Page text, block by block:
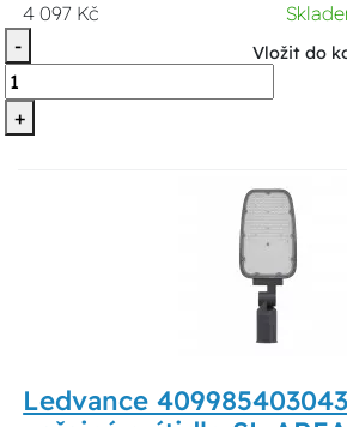
4 097 Kč
-
+
Vložit do
Ledvance